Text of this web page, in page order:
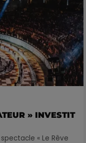
» INVESTIT
« Le Rêve